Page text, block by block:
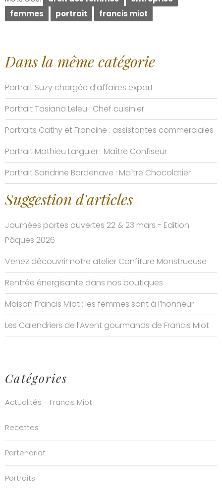
femmes
portrait francis miot
Dans la même catégorie
Portrait Suzy chargée d’affaires export
Portrait Tasiana Leleu : Chef cuisinier
Portraits Cathy et Francine : assistantes commerciales
Portrait Mathieu Larguier : Maître Confiseur
Portrait Sandrine Bordenave : Maître Chocolatier
Suggestion d'articles
Journées portes ouvertes 22 & 23 mars - Edition
Pâques 2026
Venez découvrir notre atelier Confiture Monstrueuse
Rentrée énergisante dans nos boutiques
Maison Francis Miot : les femmes sont à l’honneur
Les Calendriers de l’Avent gourmands de Francis Miot
Catégories
Actualités - Francis Miot
Recettes
Partenariat
Portraits